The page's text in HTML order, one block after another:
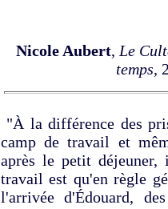
Nicole Aubert, Le
temps,
"À la différence des
camp de travail et
après le petit
travail est qu'en règle
l'arrivée d'Édouard,